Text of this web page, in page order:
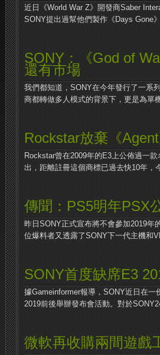
近日《World War Z》開發商Saber
SONY提出過幫他們製作《Days Gone
SONY：《God of
還有市場
我們都知道，SONY在今年發行了一系
商都轉做多人模式的背景下，更是為單
Rockstar放棄《
Rockstar曾在2009年的E3上公佈過一
出，距離註冊這個商標已過去快10年，
傳聞：PS5明年PSX
昨日SONY正式宣布將不會參加2019年
位爆料者又透露了SONY下一代主機和
SONY首度缺席E3
據Gameinformer報導，SONY近日在
2019前後舉辦發布會活動。對於
微軟再收購兩間遊戲